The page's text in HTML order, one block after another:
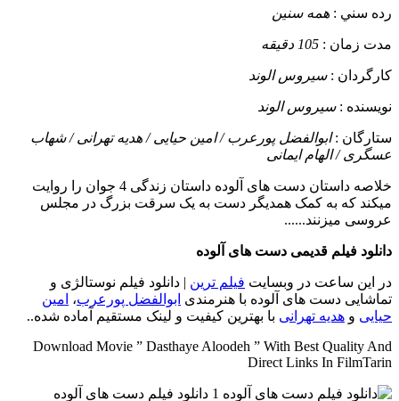
رده سني : همه سنین
مدت زمان : 105 دقیقه
کارگردان :سیروس الوند
نويسنده :سیروس الوند
ستارگان :ابوالفضل پورعرب / امین حیایی / هدیه تهرانی / شهاب
عسگری / الهام ایمانی
خلاصه داستان
دست های آلوده داستان زندگی 4 جوان را روایت
میکند که به کمک همدیگر دست به یک سرقت بزرگ در مجلس
عروسی میزنند......
دانلود فیلم قدیمی دست های آلوده
در این ساعت در وبسایت فیلم ترین | دانلود فیلم نوستالژی و
تماشایی دست های آلوده با هنرمندی ابوالفضل پورعرب، امین
حیایی و هدیه تهرانی با بهترین کیفیت و لینک مستقیم آماده شده..
Download Movie ” Dasthaye Aloodeh ” With Best Quality And
Direct Links In FilmTarin